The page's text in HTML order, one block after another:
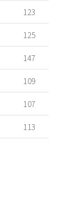
123
125
147
109
107
113